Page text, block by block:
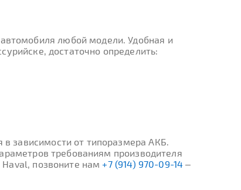
любой модели. Удобная и
достаточно определить:
зависимости от типоразмера АКБ.
требованиям производителя
Haval, позвоните нам+7 (914) 970-09-14 –